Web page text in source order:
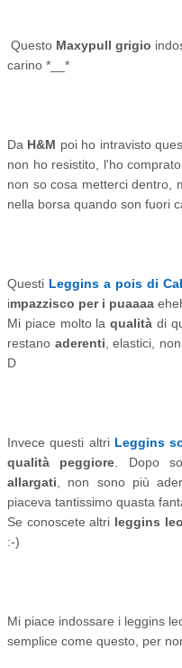
Questo Maxypull grigio
carino *__*
Da H&M poi ho intravisto
non ho resistito, l'ho
non so cosa metterci dentro,
nella borsa quando son fuori
Questi Leggins a pois di
impazzisco per i puaaaa
Mi piace molto la qualità di
restano aderenti , elastici,
D
Invece questi altri Leggins
qualità peggiore . Dopo
allargati , non sono più
piaceva tantissimo quasta
Se conoscete altri leggins
:-)
Mi piace indossare i leggins
semplice come questo, per